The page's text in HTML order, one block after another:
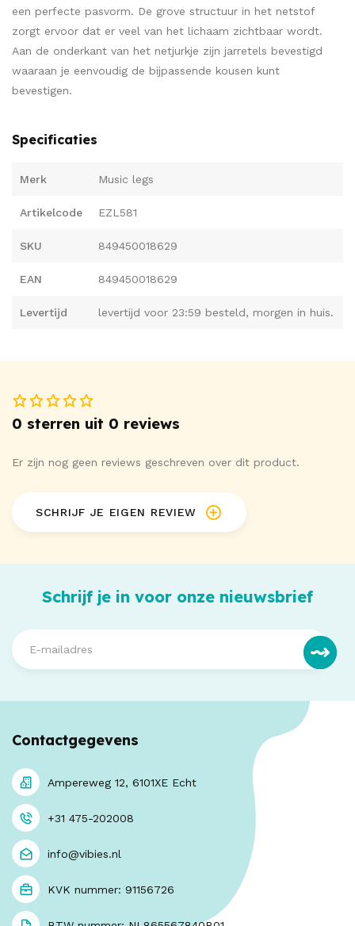
een perfecte pasvorm. De grove structuur in het netstof
zorgt ervoor dat er veel van het lichaam zichtbaar wordt.
Aan de onderkant van het netjurkje zijn jarretels bevestigd
waaraan je eenvoudig de bijpassende kousen kunt
bevestigen.
Specificaties
Merk Music legs
Artikelcode EZL581
SKU 849450018629
EAN 849450018629
Levertijd levertijd voor 23:59 besteld, morgen in huis.
0 sterren uit 0 reviews
Er zijn nog geen reviews geschreven over dit product.
SCHRIJF JE EIGEN REVIEW
Schrijf je in voor onze nieuwsbrief
Contactgegevens
Ampereweg 12, 6101XE Echt
+31 475-202008
info@vibies.nl
KVK nummer: 91156726